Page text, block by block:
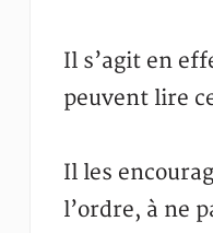
Il s’agit en
peuvent lire
Il les
l’ordre, à ne